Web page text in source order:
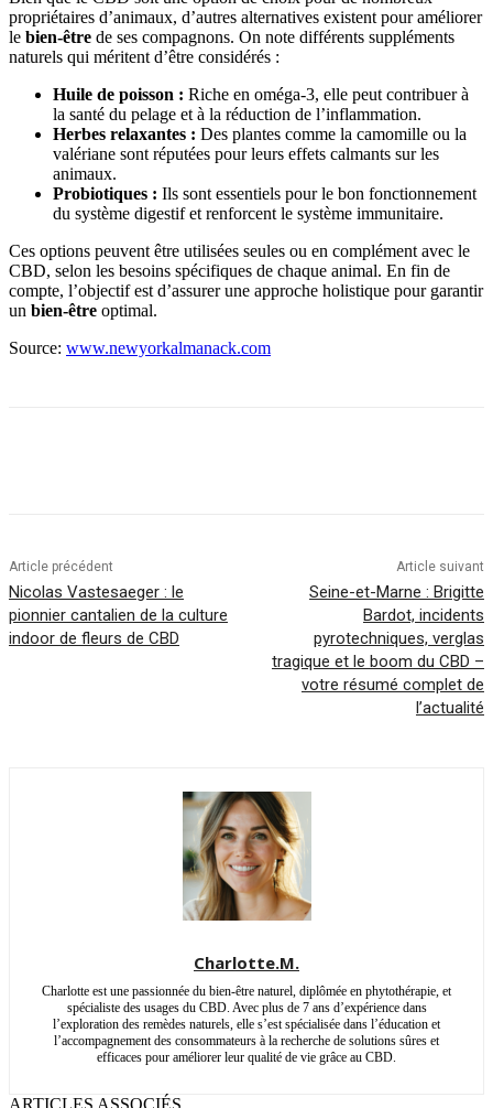
propriétaires d’animaux, d’autres alternatives existent pour améliorer
le bien-être de ses compagnons. On note différents suppléments
naturels qui méritent d’être considérés :
Huile de poisson : Riche en oméga-3, elle peut contribuer à
la santé du pelage et à la réduction de l’inflammation.
Herbes relaxantes : Des plantes comme la camomille ou la
valériane sont réputées pour leurs effets calmants sur les
animaux.
Probiotiques : Ils sont essentiels pour le bon fonctionnement
du système digestif et renforcent le système immunitaire.
Ces options peuvent être utilisées seules ou en complément avec le
CBD, selon les besoins spécifiques de chaque animal. En fin de
compte, l’objectif est d’assurer une approche holistique pour garantir
un bien-être optimal.
Source: www.newyorkalmanack.com
Article précédent
Nicolas Vastesaeger : le
pionnier cantalien de la culture
indoor de fleurs de CBD
Article suivant
Seine-et-Marne : Brigitte
Bardot, incidents
pyrotechniques, verglas
tragique et le boom du CBD –
votre résumé complet de
l’actualité
Charlotte.M.
Charlotte est une passionnée du bien-être naturel, diplômée en phytothérapie, et
spécialiste des usages du CBD. Avec plus de 7 ans d’expérience dans
l’exploration des remèdes naturels, elle s’est spécialisée dans l’éducation et
l’accompagnement des consommateurs à la recherche de solutions sûres et
efficaces pour améliorer leur qualité de vie grâce au CBD.
ARTICLES ASSOCIÉS